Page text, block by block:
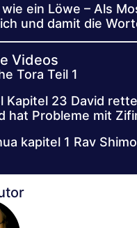
wie ein Löwe – Als
und damit die
Videos
Tora Teil 1
Kapitel 23 David
hat Probleme mit
kapitel 1 Rav